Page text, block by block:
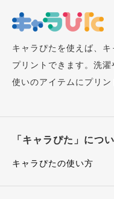
キャラぴたを使えば、
プリントできます。洗
使いのアイテムにプリン
「キャラぴた」につ
キャラぴたの使い方